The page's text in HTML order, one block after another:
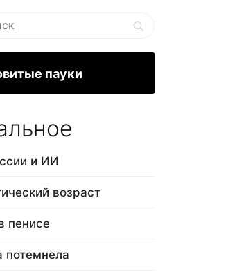
пауки
и ИИ
возраст
пенисе
потемнела